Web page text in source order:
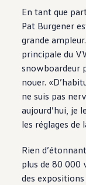
En tant que
Pat Burgener
grande
principale du
snowboardeur
nouer.
ne suis pas
aujourd’hui, je
les réglages de
Rien
plus de 80 000
des